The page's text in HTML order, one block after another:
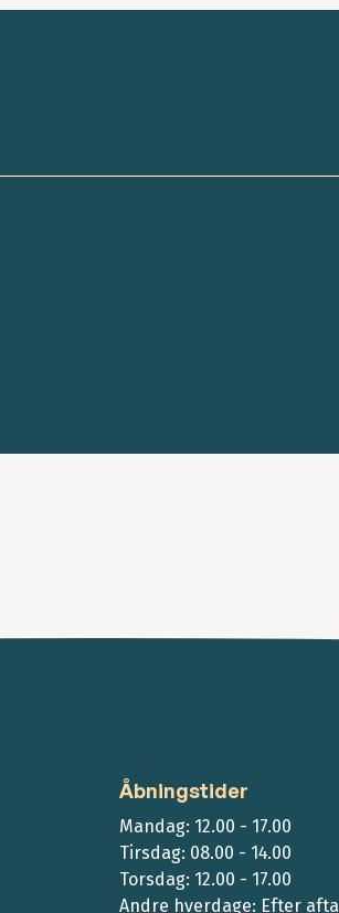
Åbningstider
Mandag: 12.00 - 17.00
Tirsdag: 08.00 - 14.00
Torsdag: 12.00 - 17.00
Andre hverdage: Efter